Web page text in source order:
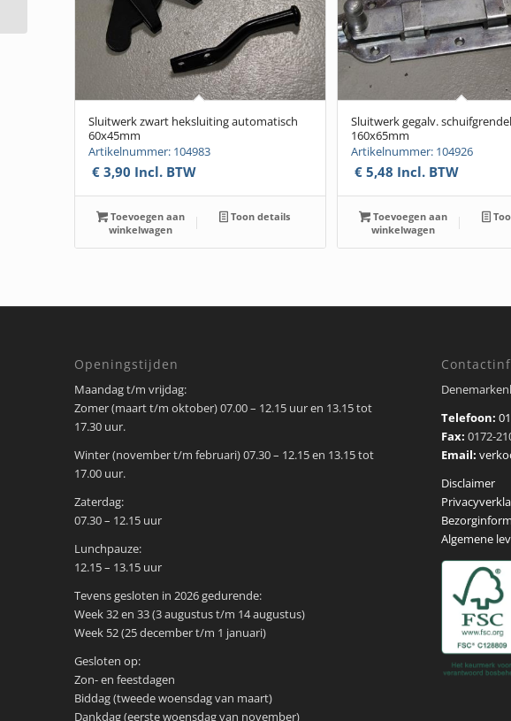
Sluitwerk zwart heksluiting automatisch
60x45mm
Artikelnummer: 104983
€3,90 Incl. BTW
Toevoegen aan
winkelwagen
Toon details
Sluitwerk gegalv.
160x65mm
Artikelnummer: 104926
€5,48 Incl. BTW
Toevoegen aan
winkelwagen
Openingstijden
Maandag t/m vrijdag:
Zomer (maart t/m oktober) 07.00 – 12.15 uur en 13.15 tot
17.30 uur.
Winter (november t/m februari) 07.30 – 12.15 en 13.15 tot
17.00 uur.
Zaterdag:
07.30 – 12.15 uur
Lunchpauze:
12.15 – 13.15 uur
Tevens gesloten in 2026 gedurende:
Week 32 en 33 (3 augustus t/m 14 augustus)
Week 52 (25 december t/m 1 januari)
Gesloten op:
Zon- en feestdagen
Biddag (tweede woensdag van maart)
Dankdag (eerste woensdag van november)
Telefoon:
Fax:0172-
Email:
Disclaimer
Algemene